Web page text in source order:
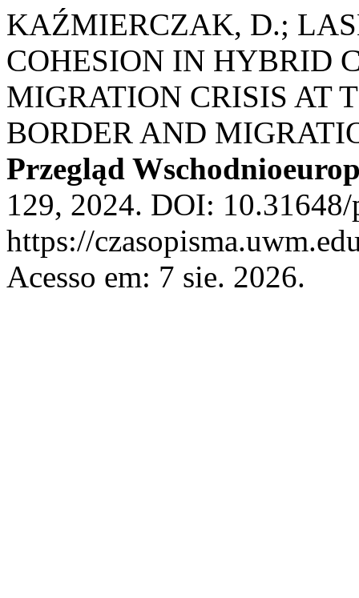
KAŹMIERCZAK, D.;
COHESION IN HYBRID
MIGRATION CRISIS AT
BORDER AND
Przegląd
129, 2024. DOI:
https://
Acesso em: 7 sie. 2026.